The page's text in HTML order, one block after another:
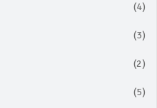
(4)
(3)
(2)
(5)